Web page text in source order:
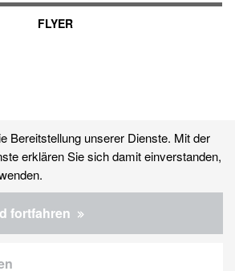
FLYER
Bereitstellung unserer Dienste. Mit der
erklären Sie sich damit einverstanden,
fortfahren
GmbH